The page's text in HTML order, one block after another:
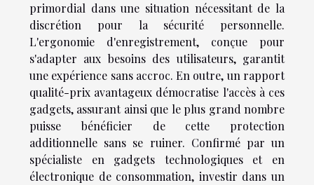
primordial dans une situation nécessitant de la
discrétion pour la sécurité personnelle.
L'ergonomie d'enregistrement, conçue pour
s'adapter aux besoins des utilisateurs, garantit
une expérience sans accroc. En outre, un rapport
qualité-prix avantageux démocratise l'accès à ces
gadgets, assurant ainsi que le plus grand nombre
puisse bénéficier de cette protection
additionnelle sans se ruiner. Confirmé par un
spécialiste en gadgets technologiques et en
électronique de consommation, investir dans un